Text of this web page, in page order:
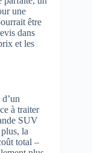
une
être
dans
et les
à traiter
SUV
la
total –